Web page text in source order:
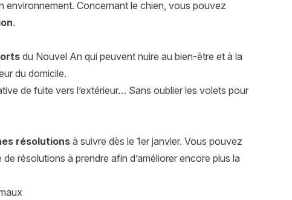
environnement. Concernant le chien, vous pouvez
.
du Nouvel An qui peuvent nuire au bien-être et à la
du domicile.
de fuite vers l’extérieur… Sans oublier les volets pour
résolutions à suivre dès le 1er janvier. Vous pouvez
résolutions à prendre afin d’améliorer encore plus la